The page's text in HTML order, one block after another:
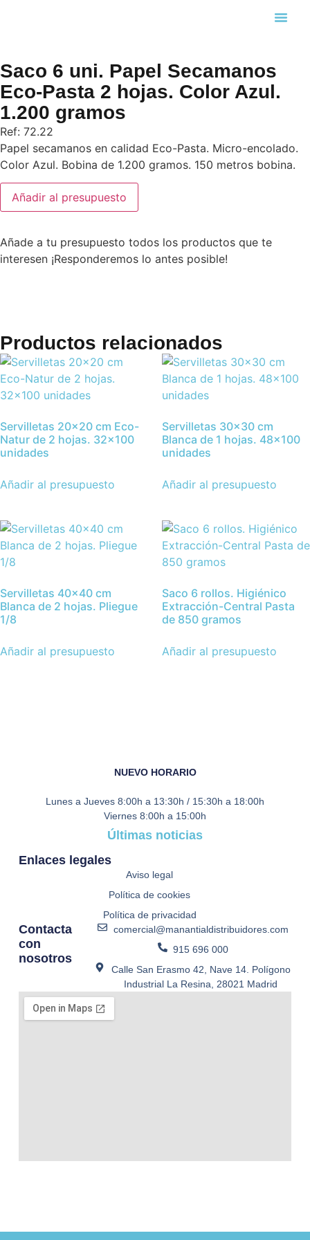
Saco 6 uni. Papel Secamanos
Eco-Pasta 2 hojas. Color Azul.
1.200 gramos
Ref: 72.22
Papel secamanos en calidad Eco-Pasta. Micro-encolado.
Color Azul. Bobina de 1.200 gramos. 150 metros bobina.
Añadir al presupuesto
Añade a tu presupuesto todos los productos que te
interesen ¡Responderemos lo antes posible!
Productos relacionados
Servilletas 20×20 cm Eco-
Natur de 2 hojas. 32×100
unidades
Añadir al presupuesto
Servilletas 30×30 cm
Blanca de 1 hojas. 48×100
unidades
Añadir al presupuesto
Servilletas 40×40 cm
Blanca de 2 hojas. Pliegue
1/8
Añadir al presupuesto
Saco 6 rollos. Higiénico
Extracción-Central Pasta
de 850 gramos
Añadir al presupuesto
NUEVO HORARIO
Lunes a Jueves 8:00h a 13:30h / 15:30h a 18:00h
Viernes 8:00h a 15:00h
Últimas noticias
Enlaces legales
Aviso legal
Política de cookies
Política de privacidad
Contacta
con
nosotros
comercial@manantialdistribuidores.com
915 696 000
Calle San Erasmo 42, Nave 14. Polígono
Industrial La Resina, 28021 Madrid